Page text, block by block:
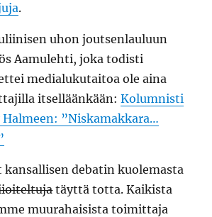
.
uhon joutsenlauluun
Aamulehti, joka todisti
medialukutaitoa ole aina
itselläänkään:Kolumnisti
”Niskamakkara…
kansallisen debatin kuolemasta
täyttä totta. Kaikista
muurahaisista toimittaja